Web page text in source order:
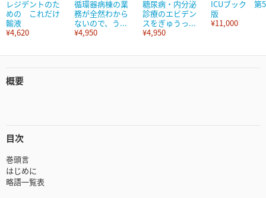
レジデントのた
めの これだけ
輸液
¥4,620
循環器病棟の業
務が全然わから
ないので、う...
¥4,950
糖尿病・内分泌
診療のエビデン
スをぎゅうっ...
¥4,950
ICUブック 第5
版
¥11,000
概要
目次
巻頭言
はじめに
略語一覧表